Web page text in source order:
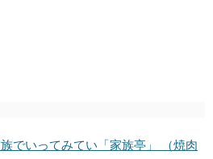
でいってみてい「家族亭」 （焼肉